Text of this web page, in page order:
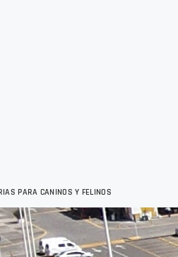
PARA CANINOS Y FELINOS